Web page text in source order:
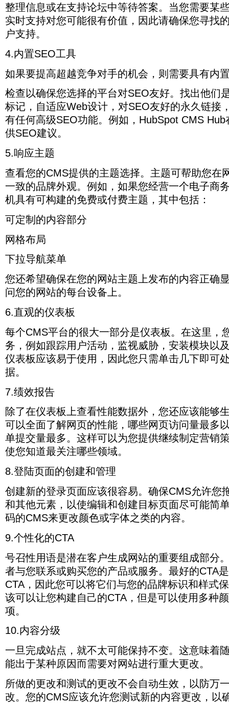
整理信息或在支持论坛中等待答案。当您需要某
实时支持对您可能很有价值，因此请确保您寻找
户支持。
4.内置SEO工具
如果要提高超越竞争对手的机会，则需要具有内
检查以确保您选择的平台对SEO友好。找出他们
标记，自适应Web设计，对SEO友好的永久链接
有任何高级SEO功能。例如，HubSpot CMS
供SEO建议。
5.响应主题
查看您的CMS提供的主题选择。主题可帮助您在
一致的品牌外观。例如，如果您经营一个电子商
机具有可构建的免费或付费主题，其中包括：
可定制的内容部分
网格布局
下拉导航菜单
您还希望确保在您的网站主题上发布的内容正确
问您的网站的每台设备上。
6.直观的仪表板
每个CMS平台的很大一部分是仪表板。在这里，
务，例如跟踪用户活动，监视威胁，安装模块以
仪表板应该易于使用，因此您只需单击几下即可
据。
7.绩效报告
除了在仪表板上查看性能数据外，您还应该能够
可以全面了解网页的性能，哪些网页访问量最多
单提交量最多。这样可以为您提供继续制定营销
使您知道最关注哪些领域。
8.登陆页面的创建和管理
创建新的登录页面应该很容易。确保CMS允许您
和其他元素，以使编辑和创建目标页面尽可能简
码的CMS来更改颜色或字体之类的内容。
9.个性化的CTA
号召性用语是潜在客户生成网站的重要组成部分
者与您联系或购买您的产品或服务。最好的CTA
CTA，因此您可以将它们与您的品牌标识和样式
该可以让您构建自己的CTA，但是可以使用多种
项。
10.内容分级
一旦完成站点，就不太可能保持不变。这意味着
能出于某种原因而需要对网站进行重大更改。
所做的更改和测试的更改不会自动生效，以防万
改。您的CMS应该允许您测试新的内容更改，以